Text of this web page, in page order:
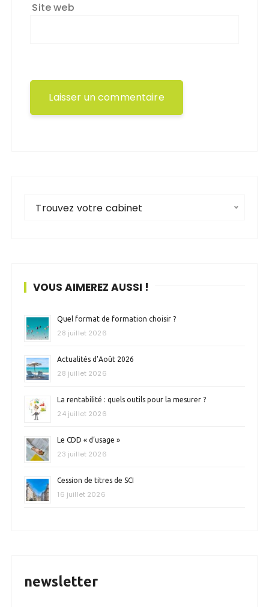
Site web
Trouvez votre cabinet
VOUS AIMEREZ AUSSI !
Quel format de formation choisir ?
28 juillet 2026
Actualités d’Août 2026
28 juillet 2026
La rentabilité : quels outils pour la mesurer ?
24 juillet 2026
Le CDD « d’usage »
23 juillet 2026
Cession de titres de SCI
16 juillet 2026
newsletter